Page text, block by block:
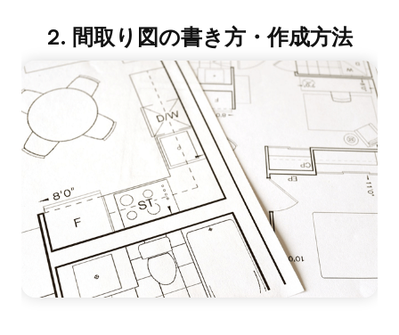
ダウンロード
リリース
ブログ
エンタープライズ
エンタープライズ版
プライベート展開
料金プラン
2. 間取り図の書き方・作成方法